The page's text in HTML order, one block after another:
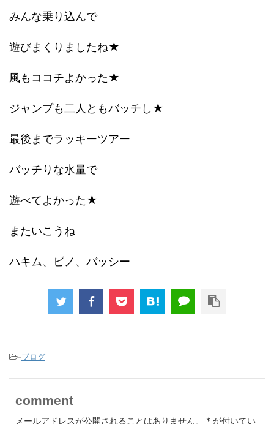
みんな乗り込んで
遊びまくりましたね★
風もココチよかった★
ジャンプも二人ともバッチし★
最後までラッキーツアー
バッチりな水量で
遊べてよかった★
またいこうね
ハキム、ビノ、バッシー
-ブログ
comment
メールアドレスが公開されることはありません。 * が付いてい